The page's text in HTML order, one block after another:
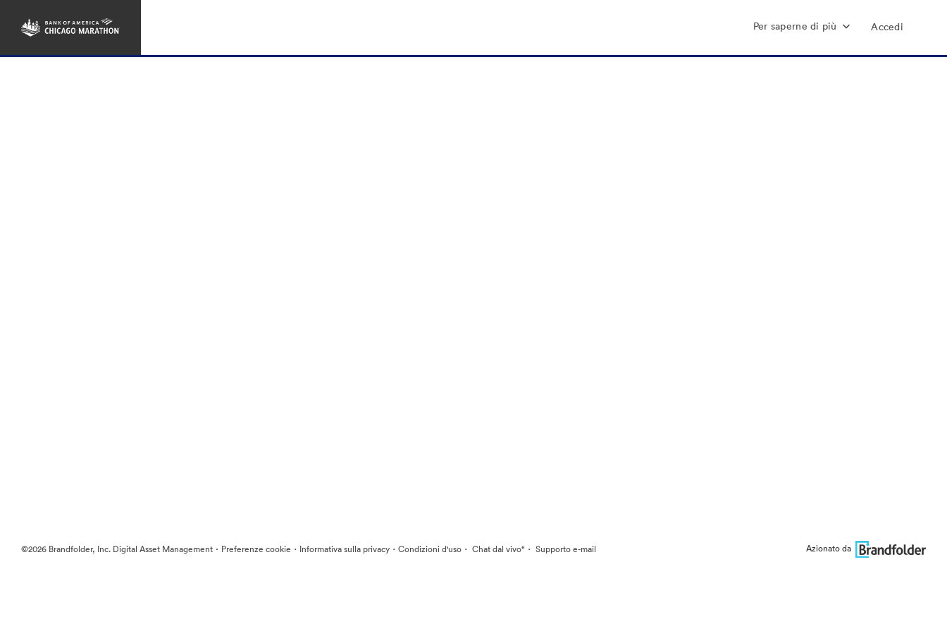
Per saperne di più Accedi
©2026 Brandfolder, Inc. Digital Asset Management · Preferenze cookie · Informativa sulla privacy · Condizioni d'uso · Chat dal vivo“ · Supporto e-mail Azionato da